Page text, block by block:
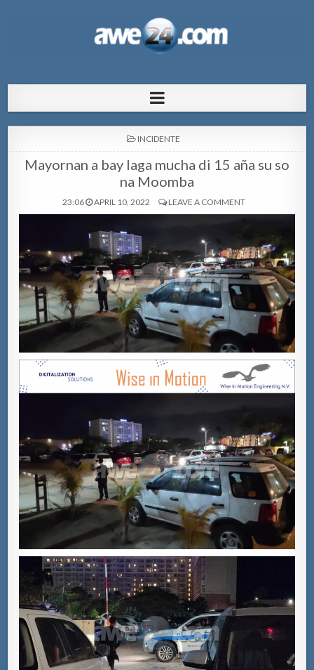
pa Aruba
POSTED
INCIDENTE
Mayornan a bay laga mucha di 15 aña su so
na Moomba
23:06 APRIL 10, 2022 LEAVE A COMMENT